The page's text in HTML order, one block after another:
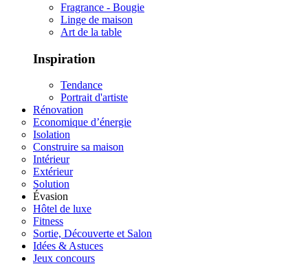
Fragrance - Bougie
Linge de maison
Art de la table
Inspiration
Tendance
Portrait d'artiste
Rénovation
Economique d’énergie
Isolation
Construire sa maison
Intérieur
Extérieur
Solution
Évasion
Hôtel de luxe
Fitness
Sortie, Découverte et Salon
Idées & Astuces
Jeux concours